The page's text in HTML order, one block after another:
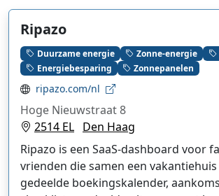
Ripazo
Duurzame energie Zonne-energie
Energiebesparing
Zonnepanelen
ripazo.com/nl
Hoge Nieuwstraat 8
2514 EL Den Haag
Ripazo is een SaaS-dashboard voor
vrienden die samen een
gedeelde boekingskalender,